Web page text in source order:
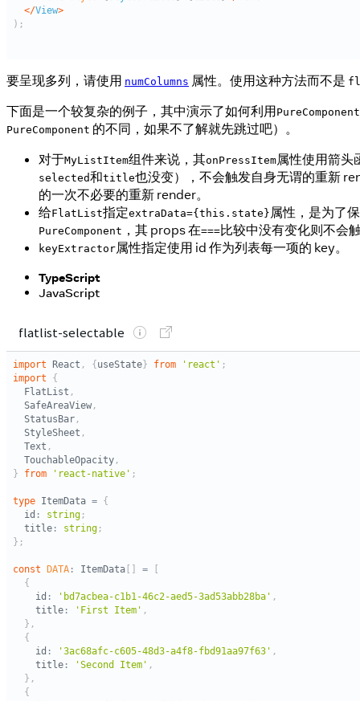
要呈现多列，请使用 numColumns 属性。使用这种方法而不是
下面是一个较复杂的例子，其中演示了如何利用PureComponent
PureComponent 的不同，如果不了解就先跳过吧）。
对于MyListItem组件来说，其onPressItem属性使用箭头
selected和title也没变），不会触发自身无谓的重新
的一次不必要的重新 render。
给FlatList指定extraData={this.state} 属性，是为了
PureComponent ，其 props 在===比较中没有变化则不会
keyExtractor属性指定使用 id 作为列表每一项的 key。
TypeScript
JavaScript